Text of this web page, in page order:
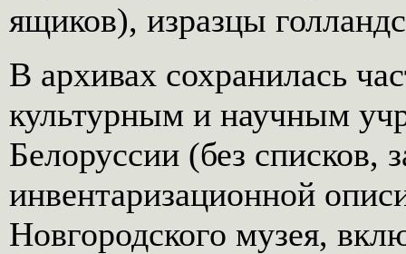
ящиков), изразцы
В архивах сохранилась
культурным и научным
Белоруссии (без списков,
инвентаризационной
Новгородского музея,